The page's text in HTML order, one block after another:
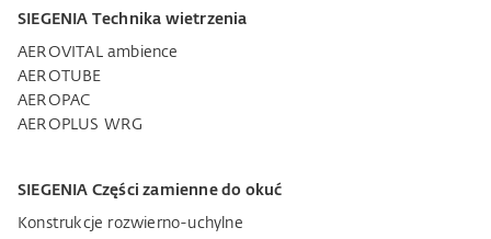
SIEGENIA Technika wietrzenia
AEROVITAL ambience
AEROTUBE
AEROPAC
AEROPLUS WRG
SIEGENIA Części zamienne do okuć
Konstrukcje rozwierno-uchylne